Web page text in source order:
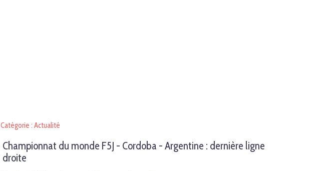
Catégorie : Actualité
Championnat du monde F5J - Cordoba - Argentine : dernière ligne
droite